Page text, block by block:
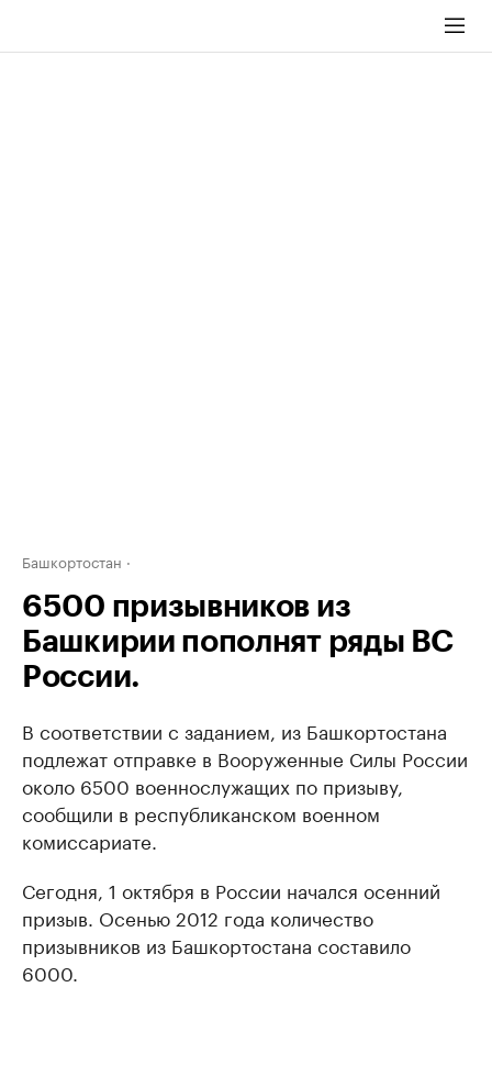
Башкортостан
6500 призывников из
Башкирии пополнят ряды ВС
России.
В соответствии с заданием, из Башкортостана
подлежат отправке в Вооруженные Силы России
около 6500 военнослужащих по призыву,
сообщили в республиканском военном
комиссариате.
Сегодня, 1 октября в России начался осенний
призыв. Осенью 2012 года количество
призывников из Башкортостана составило
6000.